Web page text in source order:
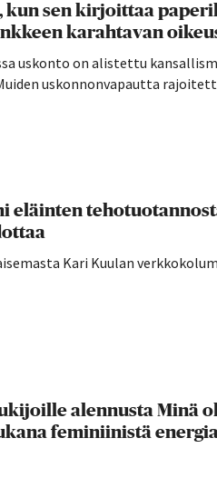
kun sen kirjoittaa
karahtavan
uskonto on alistettu
uskonnonvapautta
eläinten
Kari Kuulan
alennusta Minä
feminiinistä